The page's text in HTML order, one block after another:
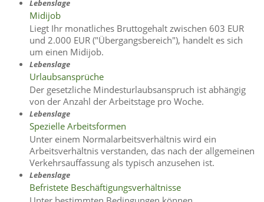
Lebenslage
Midijob
Liegt Ihr monatliches Bruttogehalt zwischen 603 EUR
und 2.000 EUR ("Übergangsbereich"), handelt es sich
um einen Midijob.
Lebenslage
Urlaubsansprüche
Der gesetzliche Mindesturlaubsanspruch ist abhängig
von der Anzahl der Arbeitstage pro Woche.
Lebenslage
Spezielle Arbeitsformen
Unter einem Normalarbeitsverhältnis wird ein
Arbeitsverhältnis verstanden, das nach der allgemeinen
Verkehrsauffassung als typisch anzusehen ist.
Lebenslage
Befristete Beschäftigungsverhältnisse